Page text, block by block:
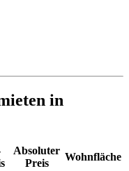
in
Absoluter
Preis
Wohnfläche